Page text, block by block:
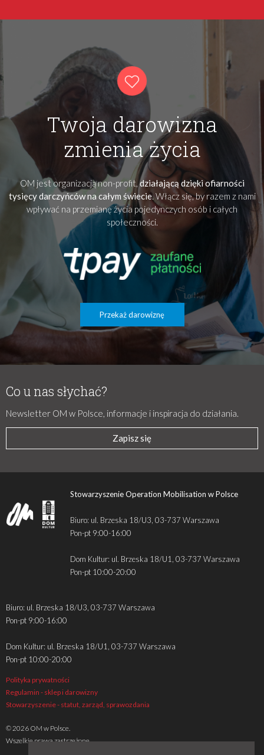
Twoja darowizna
zmienia życia
OM jest organizacją non-profit,działającą dzięki ofiarności
tysięcy darczyńców na całym świecie. Włącz się, by razem z nami
wpływać na przemianę życia pojedynczych osób i całych
społeczności.
Przekaż darowiznę
Co u nas słychać?
Newsletter OM w Polsce, informacje i inspiracja do działania.
Zapisz się
Stowarzyszenie Operation Mobilisation w Polsce
Biuro: ul. Brzeska 18/U3, 03-737 Warszawa
Pon-pt 9:00-16:00
Dom Kultur: ul. Brzeska 18/U1, 03-737 Warszawa
Pon-pt 10:00-20:00
Biuro: ul. Brzeska 18/U3, 03-737 Warszawa
Pon-pt 9:00-16:00
Dom Kultur: ul. Brzeska 18/U1, 03-737 Warszawa
Pon-pt 10:00-20:00
Polityka prywatności
Regulamin - sklep i darowizny
Stowarzyszenie - statut, zarząd, sprawozdania
© 2026 OM w Polsce.
Wszelkie prawa zastrzeżone